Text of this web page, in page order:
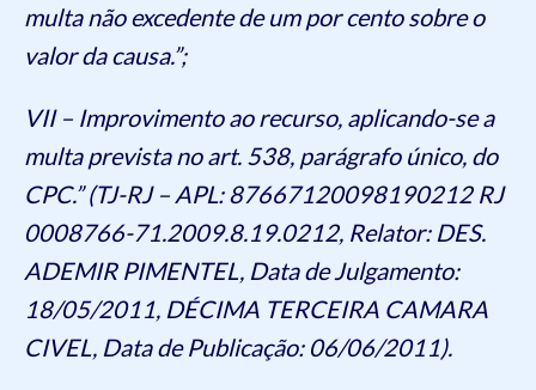
multa não excedente de um por cento sobre o
valor da causa.”;
VII – Improvimento ao recurso, aplicando-se a
multa prevista no art. 538, parágrafo único, do
CPC.” (TJ-RJ – APL: 87667120098190212 RJ
0008766-71.2009.8.19.0212, Relator: DES.
ADEMIR PIMENTEL, Data de Julgamento:
18/05/2011, DÉCIMA TERCEIRA CAMARA
CIVEL, Data de Publicação: 06/06/2011).